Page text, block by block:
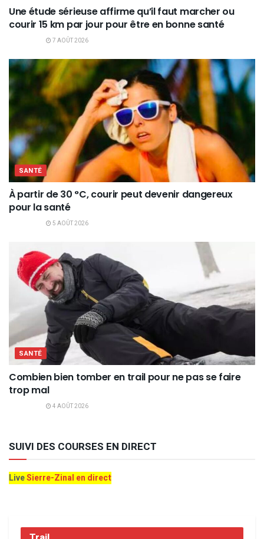
Une étude sérieuse affirme qu’il faut marcher ou
courir 15 km par jour pour être en bonne santé
7 AOÛT 2026
SANTÉ
À partir de 30 °C, courir peut devenir dangereux
pour la santé
5 AOÛT 2026
SANTÉ
Combien bien tomber en trail pour ne pas se faire
trop mal
4 AOÛT 2026
SUIVI DES COURSES EN DIRECT
LiveSierre-Zinal en direct